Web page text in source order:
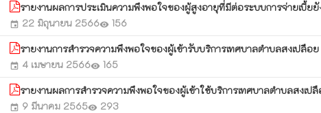
รายงานผลการประเมินความพึงพอใจของผู้สูงอายุที่มีต่อระบบการจ่ายเบี้
event 22 มิถุนายน 2566visibility 156
รายงานการสำรวจความพึงพอใจของผู้เข้ารับบริการเทศบาลตำบลสงเปลื
event 4 เมษายน 2566visibility 165
รายงานผลการสำรวจความพึงพอใจของผู้เข้าใช้บริการเทศบาลตำบลสงเ
event 9 มีนาคม 2565visibility 293